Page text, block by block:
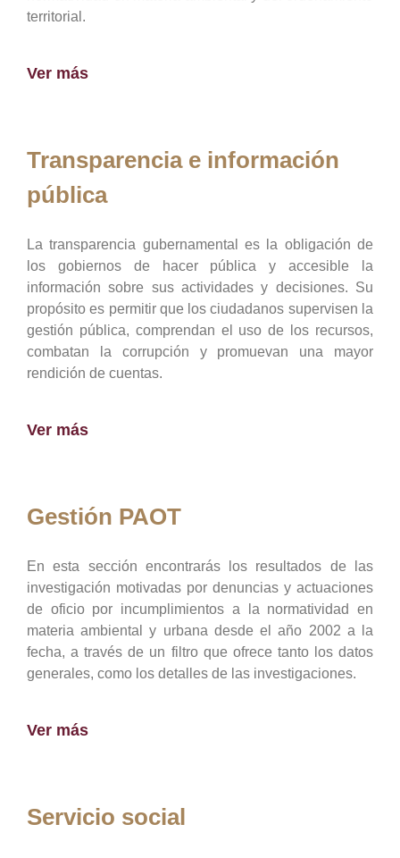
territorial.
Ver más
Transparencia e información
pública
La transparencia gubernamental es la obligación de
los gobiernos de hacer pública y accesible la
información sobre sus actividades y decisiones. Su
propósito es permitir que los ciudadanos supervisen la
gestión pública, comprendan el uso de los recursos,
combatan la corrupción y promuevan una mayor
rendición de cuentas.
Ver más
Gestión PAOT
En esta sección encontrarás los resultados de las
investigación motivadas por denuncias y actuaciones
de oficio por incumplimientos a la normatividad en
materia ambiental y urbana desde el año 2002 a la
fecha, a través de un filtro que ofrece tanto los datos
generales, como los detalles de las investigaciones.
Ver más
Servicio social